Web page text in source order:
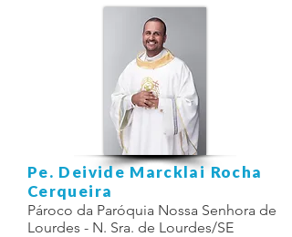
Pe. Deivide Marcklai Rocha
Cerqueira
Pároco da Paróquia Nossa Senhora de
Lourdes - N. Sra. de Lourdes/SE